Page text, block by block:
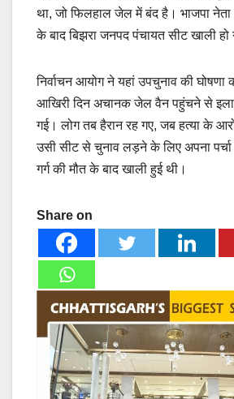
था, जो फिलहाल जेल में बंद है। भाजपा नेता
के बाद बिझरा जनपद पंचायत सीट खाली हो
निर्वाचन आयोग ने यहां उपचुनाव की
आखिरी दिन अचानक जेल वैन पहुंचने से
गई। लोग तब हैरान रह गए, जब हत्या के
उसी सीट से चुनाव लड़ने के लिए अपना पर्चा
गर्ग की मौत के बाद खाली हुई थी।
Share on